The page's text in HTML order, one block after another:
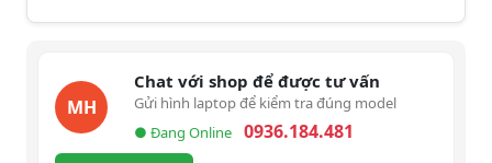
MH
Chat với shop để được tư vấn
Gửi hình laptop để kiểm tra đúng model
● Đang Online
0936.184.481